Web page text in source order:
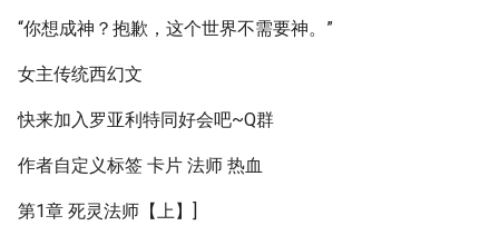
“你想成神？抱歉，这个世界不需要神。”
女主传统西幻文
快来加入罗亚利特同好会吧~Q群
作者自定义标签 卡片 法师 热血
第1章 死灵法师【上】]